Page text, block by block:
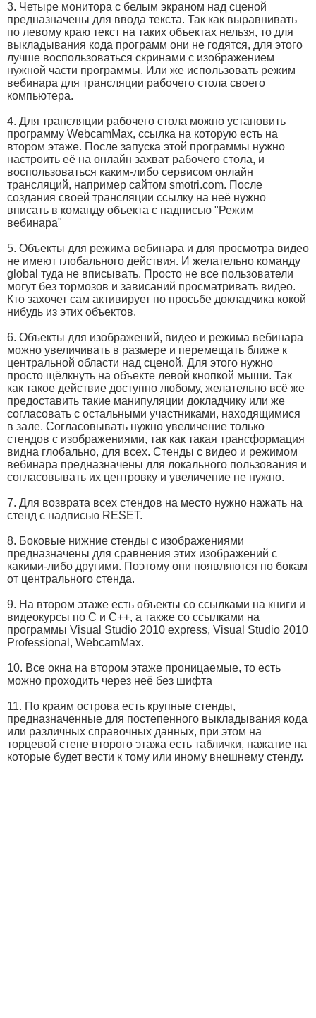
3. Четыре монитора с белым экраном над сценой
предназначены для ввода текста. Так как выравнивать
по левому краю текст на таких объектах нельзя, то для
выкладывания кода программ они не годятся, для этого
лучше воспользоваться скринами с изображением
нужной части программы. Или же использовать режим
вебинара для трансляции рабочего стола своего
компьютера.
4. Для трансляции рабочего стола можно установить
программу WebcamMax, ссылка на которую есть на
втором этаже. После запуска этой программы нужно
настроить её на онлайн захват рабочего стола, и
воспользоваться каким-либо сервисом онлайн
трансляций, например сайтом smotri.com. После
создания своей трансляции ссылку на неё нужно
вписать в команду объекта с надписью "Режим
вебинара"
5. Объекты для режима вебинара и для просмотра видео
не имеют глобального действия. И желательно команду
global туда не вписывать. Просто не все пользователи
могут без тормозов и зависаний просматривать видео.
Кто захочет сам активирует по просьбе докладчика кокой
нибудь из этих объектов.
6. Объекты для изображений, видео и режима вебинара
можно увеличивать в размере и перемещать ближе к
центральной области над сценой. Для этого нужно
просто щёлкнуть на объекте левой кнопкой мыши. Так
как такое действие доступно любому, желательно всё же
предоставить такие манипуляции докладчику или же
согласовать с остальными участниками, находящимися
в зале. Согласовывать нужно увеличение только
стендов с изображениями, так как такая трансформация
видна глобально, для всех. Стенды с видео и режимом
вебинара предназначены для локального пользования и
согласовывать их центровку и увеличение не нужно.
7. Для возврата всех стендов на место нужно нажать на
стенд с надписью RESET.
8. Боковые нижние стенды с изображениями
предназначены для сравнения этих изображений с
какими-либо другими. Поэтому они появляются по бокам
от центрального стенда.
9. На втором этаже есть объекты со ссылками на книги и
видеокурсы по С и С++, а также со ссылками на
программы Visual Studio 2010 express, Visual Studio 2010
Professional, WebcamMax.
10. Все окна на втором этаже проницаемые, то есть
можно проходить через неё без шифта
11. По краям острова есть крупные стенды,
предназначенные для постепенного выкладывания кода
или различных справочных данных, при этом на
торцевой стене второго этажа есть таблички, нажатие на
которые будет вести к тому или иному внешнему стенду.